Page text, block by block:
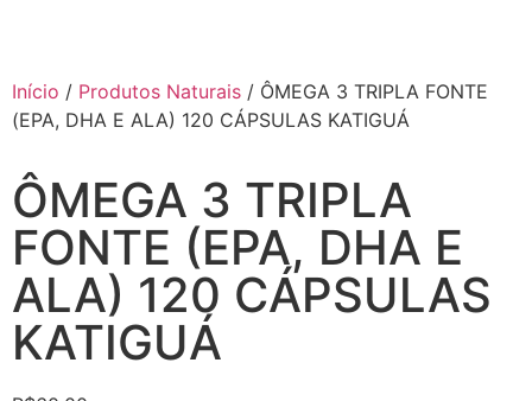
Início / Produtos Naturais / ÔMEGA 3 TRIPLA FONTE
(EPA, DHA E ALA) 120 CÁPSULAS KATIGUÁ
ÔMEGA 3 TRIPLA
FONTE (EPA, DHA E
ALA) 120 CÁPSULAS
KATIGUÁ